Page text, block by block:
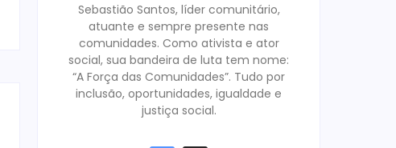
Sebastião Santos, líder comunitário,
atuante e sempre presente nas
comunidades. Como ativista e ator
social, sua bandeira de luta tem nome:
“A Força das Comunidades”. Tudo por
inclusão, oportunidades, igualdade e
justiça social.